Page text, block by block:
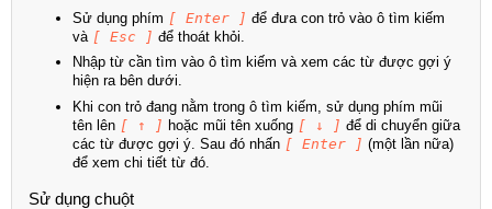
Sử dụng phím [ Enter ] để đưa con trỏ vào ô tìm kiếm
và [ Esc ] để thoát khỏi.
Nhập từ cần tìm vào ô tìm kiếm và xem các từ được gợi ý
hiện ra bên dưới.
Khi con trỏ đang nằm trong ô tìm kiếm, sử dụng phím mũi
tên lên [ ↑ ] hoặc mũi tên xuống [ ↓ ] để di chuyển giữa
các từ được gợi ý. Sau đó nhấn [ Enter ] (một lần nữa)
để xem chi tiết từ đó.
Sử dụng chuột